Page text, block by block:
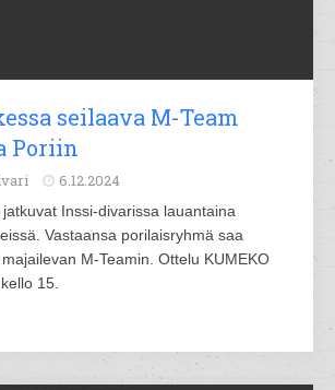
seilaava M-Team
Poriin
6.12.2024
Inssi-divarissa lauantaina
Vastaansa porilaisryhmä saa
M-Teamin. Ottelu KUMEKO
15.